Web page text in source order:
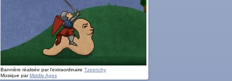
Bannière réalisée par l'extraordinaire Tzeenchy
Musique parMiddle Ages